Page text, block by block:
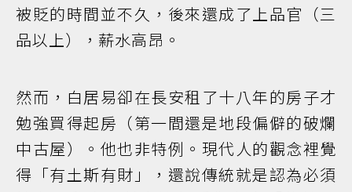
被貶的時間並不久，後來還成了上品官（三
品以上），薪水高昂。
然而，白居易卻在長安租了十八年的房子才
勉強買得起房（第一間還是地段偏僻的破爛
中古屋）。他也非特例。現代人的觀念裡覺
得「有土斯有財」，還說傳統就是認為必須